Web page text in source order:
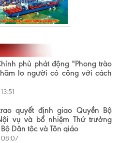
phủ phát động "Phong trào
lo người có công với cách
quyết định giao Quyền Bộ
vụ và bổ nhiệm Thứ trưởng
Dân tộc và Tôn giáo